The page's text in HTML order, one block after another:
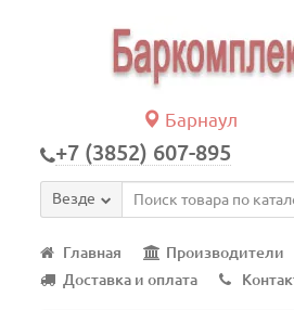
Барнаул
+7 (3852) 607-895
Везде
Главная Производители
Доставка и оплата